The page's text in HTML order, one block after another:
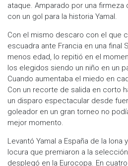
ataque. Amparado por una
con un gol para la historia Yamal.
Con el mismo descaro con el que
escuadra ante Francia en una final
menos edad, lo repitió en el
los elegidos siendo un niño en un
Cuando aumentaba el miedo en
Con un recorte de salida en corto
un disparo espectacular desde
goleador en un gran torneo no
mejor momento.
Levantó Yamal a España de la
locura que premiaron a la
desplegó en la Eurocopa. En